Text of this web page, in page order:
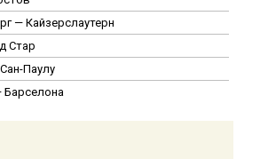
— Кайзерслаутерн
Стар
Паулу
Барселона